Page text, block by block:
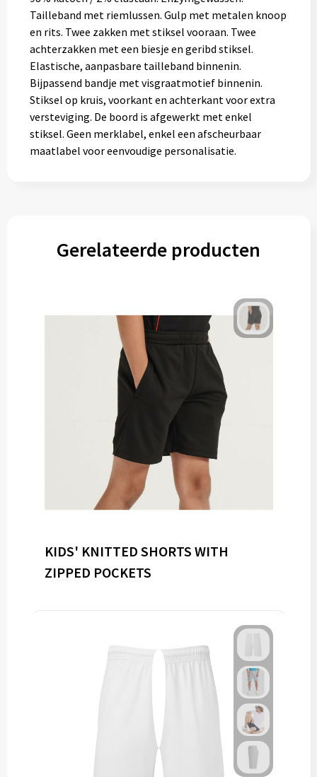
Tailleband met riemlussen. Gulp met metalen knoop
en rits. Twee zakken met stiksel vooraan. Twee
achterzakken met een biesje en geribd stiksel.
Elastische, aanpasbare tailleband binnenin.
Bijpassend bandje met visgraatmotief binnenin.
Stiksel op kruis, voorkant en achterkant voor extra
versteviging. De boord is afgewerkt met enkel
stiksel. Geen merklabel, enkel een afscheurbaar
maatlabel voor eenvoudige personalisatie.
Gerelateerde producten
KIDS' KNITTED SHORTS WITH
ZIPPED POCKETS